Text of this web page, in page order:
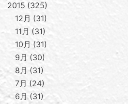
2015 325
12月
31
11月
31
10月
31
9月
30
8月
31
7月
24
6月 31